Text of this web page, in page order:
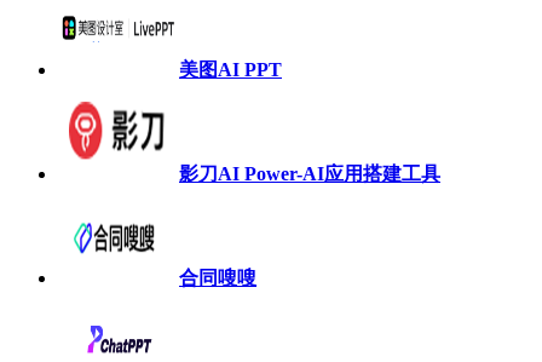
美图AI PPT
影刀AI Power-AI应用搭建工具
合同嗖嗖